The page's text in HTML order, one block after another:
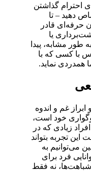
احترام گذاشتن
دهید – تا
حرفه‌ای قادر
یا
مشابه، پیدا
با کسی که با
همدردی نماید.
غم و اندوه
خود است،
زیادی که در
این تجربه بتواند
می‌توانیم به
فرد برای
نه فقط